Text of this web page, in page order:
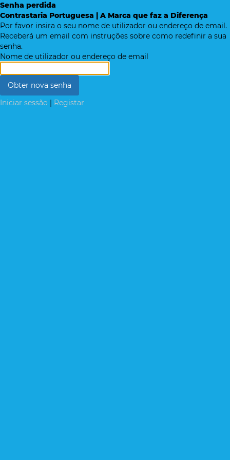
Senha perdida
Contrastaria Portuguesa | A Marca que faz a Diferença
Por favor insira o seu nome de utilizador ou endereço de email.
Receberá um email com instruções sobre como redefinir a sua
senha.
Nome de utilizador ou endereço de email
Iniciar sessão | Registar